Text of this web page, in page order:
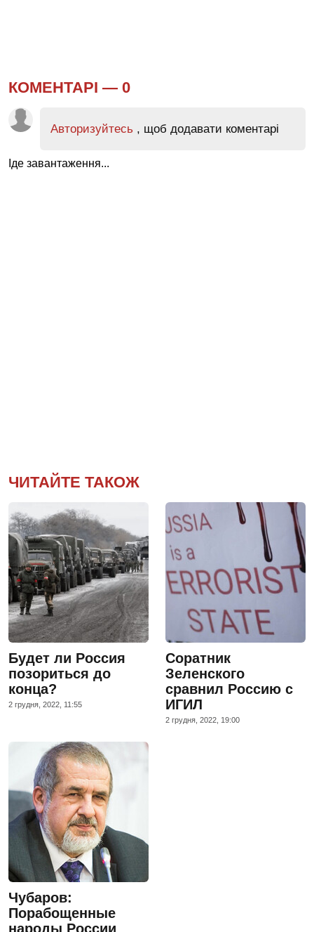
КОМЕНТАРІ — 0
Авторизуйтесь , щоб додавати коментарі
Іде завантаження...
ЧИТАЙТЕ ТАКОЖ
Будет ли Россия
позориться до
конца?
2 грудня, 2022, 11:55
Соратник
Зеленского
сравнил Россию с
ИГИЛ
2 грудня, 2022, 19:00
Чубаров:
Порабощенные
народы России